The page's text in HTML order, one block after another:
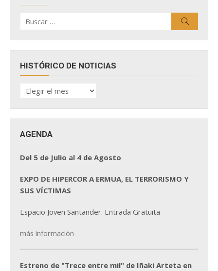
por:
HISTÓRICO DE NOTICIAS
HISTÓRICO
DE
AGENDA
Del 5 de Julio al 4 de Agosto
EXPO DE HIPERCOR A ERMUA, EL TERRORISMO Y
SUS VÍCTIMAS
Espacio Joven Santander. Entrada Gratuita
más información
Estreno de "Trece entre mil" de Iñaki Arteta en